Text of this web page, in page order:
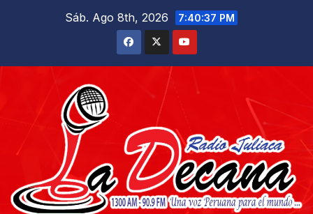
Sáb. Ago 8th, 2026 7:40:38 PM